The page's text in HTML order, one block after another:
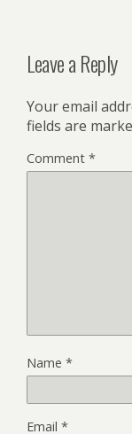
Leave a Reply
Your email
fields are
Comment *
Name *
Email *